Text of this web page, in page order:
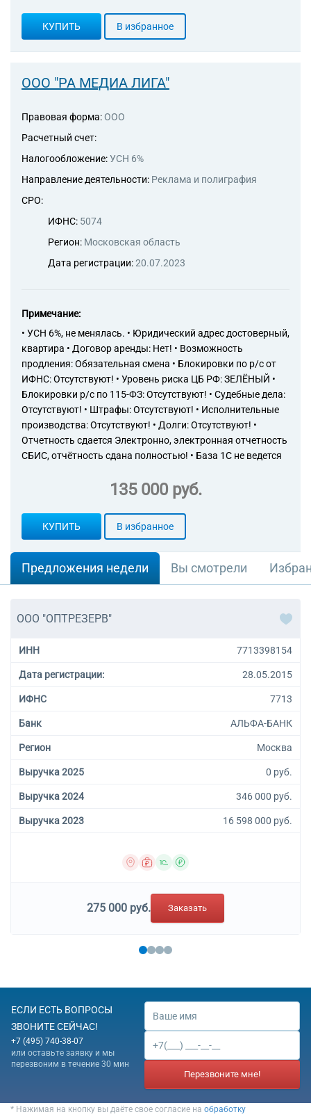
КУПИТЬ В избранное
ООО "РА МЕДИА ЛИГА"
Правовая форма: ООО
Расчетный счет:
Налогообложение:УСН 6%
Направление деятельности: Реклама и полиграфия
СРО:
ИФНС: 5074
Регион: Московская область
Дата регистрации:20.07.2023
Примечание:
• УСН 6%, не менялась. • Юридический адрес достоверный,
квартира • Договор аренды: Нет! • Возможность
продления: Обязательная смена • Блокировки по р/с от
ИФНС: Отсутствуют! • Уровень риска ЦБ РФ: ЗЕЛЁНЫЙ •
Блокировки р/с по 115-ФЗ: Отсутствуют! • Судебные дела:
Отсутствуют! • Штрафы: Отсутствуют! • Исполнительные
производства: Отсутствуют! • Долги: Отсутствуют! •
Отчетность сдается Электронно, электронная отчетность
СБИС, отчётность сдана полностью! • База 1С не ведется
135 000 руб.
КУПИТЬ В избранное
Предложения недели Вы смотрели
ООО "ОПТРЕЗЕРВ"
ИНН 7713398154
Дата регистрации: 28.05.2015
ИФНС 7713
Банк АЛЬФА-БАНК
Регион Москва
Выручка 2025 0 руб.
Выручка 2024 346 000 руб.
Выручка 2023 16 598 000 руб.
275 000 руб. Заказать
ЕСЛИ ЕСТЬ ВОПРОСЫ
ЗВОНИТЕ СЕЙЧАС!
+7 (495) 740-38-07
или оставьте заявку и мы
перезвоним в течение 30 мин
Перезвоните мне!
* Нажимая на кнопку вы даёте свое согласие на обработку